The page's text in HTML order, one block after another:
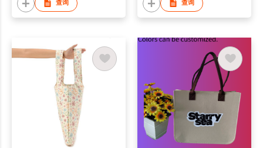
查询
Bag Free Sample for
Supermarket
查询